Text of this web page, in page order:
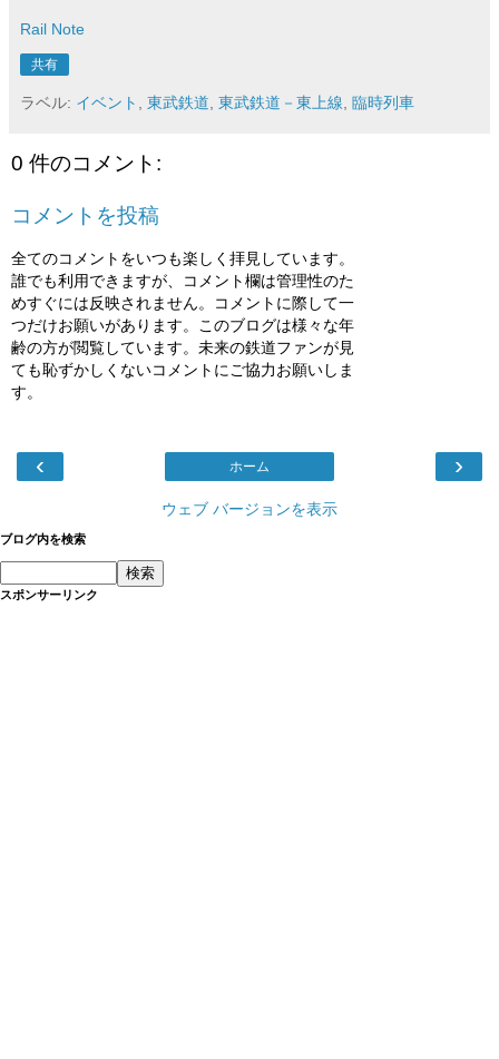
Rail Note
共有
ラベル: イベント 東武鉄道 東武鉄道－東上線 臨時列車
0 件のコメント:
コメントを投稿
全てのコメントをいつも楽しく拝見しています。
誰でも利用できますが、コメント欄は管理性のた
めすぐには反映されません。コメントに際して一
つだけお願いがあります。このブログは様々な年
齢の方が閲覧しています。未来の鉄道ファンが見
ても恥ずかしくないコメントにご協力お願いしま
す。
‹ ›
ホーム
ウェブ バージョンを表示
ブログ内を検索
スポンサーリンク